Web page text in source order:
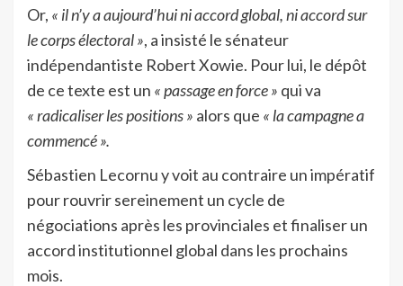
Or, « il n’y a aujourd’hui ni accord global, ni accord sur
le corps électoral », a insisté le sénateur
indépendantiste Robert Xowie. Pour lui, le dépôt
de ce texte est un « passage en force » qui va
« radicaliser les positions » alors que « la campagne a
commencé ».
Sébastien Lecornu y voit au contraire un impératif
pour rouvrir sereinement un cycle de
négociations après les provinciales et finaliser un
accord institutionnel global dans les prochains
mois.